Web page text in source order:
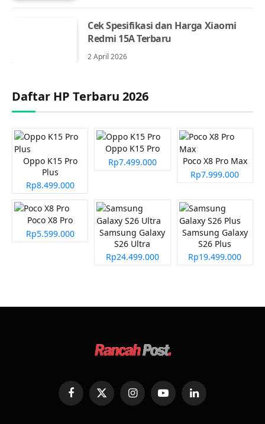
Cek Spesifikasi dan Harga Xiaomi
Redmi 15A Terbaru
2 April 2026
Daftar HP Terbaru 2026
Oppo K15 Pro
Plus
Rp8.499.000
Oppo K15 Pro
Rp7.499.000
Poco X8 Pro Max
Rp7.999.000
Poco X8 Pro
Rp5.599.000
Samsung Galaxy
S26 Ultra
Rp24.499.000
Samsung Galaxy
S26 Plus
Rp19.499.000
FacebookX
(Twitter)
InstagramYouTubeLinkedIn